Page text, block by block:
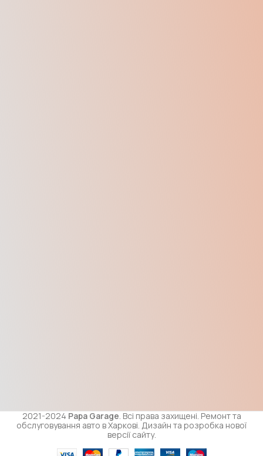
2021-2024 Papa Garage. Всі права захищені. Ремонт та
обслуговування авто в Харкові. Дизайн та розробка нової
версії сайту.